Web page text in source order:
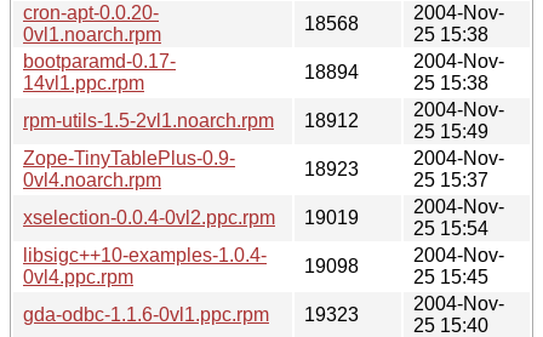
cron-apt-0.0.20-
0vl1.noarch.rpm
18568
2004-Nov-
25 15:38
bootparamd-0.17-
14vl1.ppc.rpm
18894
2004-Nov-
25 15:38
rpm-utils-1.5-2vl1.noarch.rpm
18912
2004-Nov-
25 15:49
Zope-TinyTablePlus-0.9-
0vl4.noarch.rpm
18923
2004-Nov-
25 15:37
xselection-0.0.4-0vl2.ppc.rpm
19019
2004-Nov-
25 15:54
libsigc++10-examples-1.0.4-
0vl4.ppc.rpm
19098
2004-Nov-
25 15:45
gda-odbc-1.1.6-0vl1.ppc.rpm
19323
2004-Nov-
25 15:40